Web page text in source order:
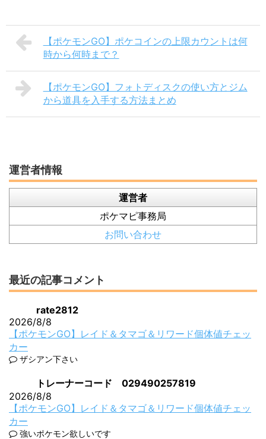
【ポケモンGO】ポケコインの上限カウントは何
時から何時まで？
【ポケモンGO】フォトディスクの使い方とジム
から道具を入手する方法まとめ
運営者情報
運営者
ポケマピ事務局
お問い合わせ
最近の記事コメント
rate2812
2026/8/8
【ポケモンGO】レイド＆タマゴ＆リワード個体値チェッ
カー
ザシアン下さい
トレーナーコード 029490257819
2026/8/8
【ポケモンGO】レイド＆タマゴ＆リワード個体値チェッ
カー
強いポケモン欲しいです